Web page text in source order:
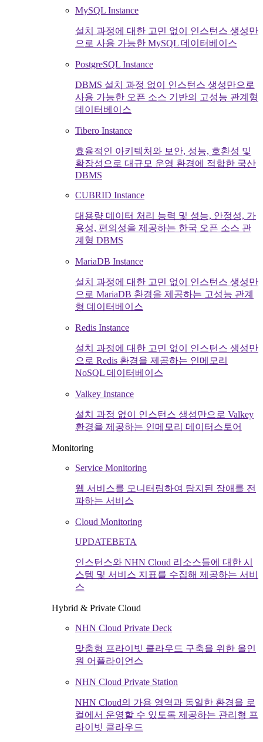
MySQL Instance
설치 과정에 대한 고민 없이 인스턴스 생성만
으로 사용 가능한 MySQL 데이터베이스
PostgreSQL Instance
DBMS 설치 과정 없이 인스턴스 생성만으로
사용 가능한 오픈 소스 기반의 고성능 관계형
데이터베이스
Tibero Instance
효율적인 아키텍처와 보안, 성능, 호환성 및
확장성으로 대규모 운영 환경에 적합한 국산
DBMS
CUBRID Instance
대용량 데이터 처리 능력 및 성능, 안정성, 가
용성, 편의성을 제공하는 한국 오픈 소스 관
계형 DBMS
MariaDB Instance
설치 과정에 대한 고민 없이 인스턴스 생성만
으로 MariaDB 환경을 제공하는 고성능 관계
형 데이터베이스
Redis Instance
설치 과정에 대한 고민 없이 인스턴스 생성만
으로 Redis 환경을 제공하는 인메모리
NoSQL 데이터베이스
Valkey Instance
설치 과정 없이 인스턴스 생성만으로 Valkey
환경을 제공하는 인메모리 데이터스토어
Monitoring
Service Monitoring
웹 서비스를 모니터링하여 탐지된 장애를 전
파하는 서비스
Cloud Monitoring
UPDATEBETA
인스턴스와 NHN Cloud 리소스들에 대한 시
스템 및 서비스 지표를 수집해 제공하는 서비
스
Hybrid & Private Cloud
NHN Cloud Private Deck
맞춤형 프라이빗 클라우드 구축을 위한 올인
원 어플라이언스
NHN Cloud Private Station
NHN Cloud의 가용 영역과 동일한 환경을 로
컬에서 운영할 수 있도록 제공하는 관리형 프
라이빗 클라우드